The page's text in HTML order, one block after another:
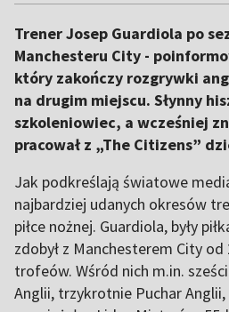
Trener Josep Guardiola po
Manchesteru City -
który zakończy rozgrywki
na drugim miejscu. Słynny
szkoleniowiec, a wcześniej
pracował z „The Citizens”
Jak podkreślają światowe
najbardziej udanych okresów
piłce nożnej. Guardiola, były
zdobył z Manchesterem City od
trofeów. Wśród nich m.in.
Anglii, trzykrotnie Puchar Anglii,